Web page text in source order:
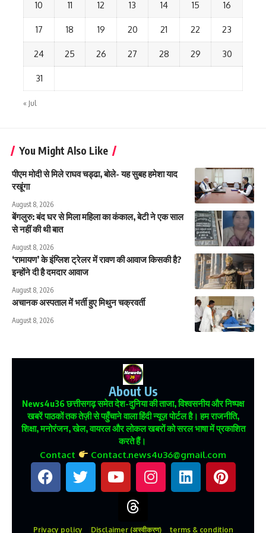
10 11 12 13 14 15 16
17 18 19 20 21 22 23
24 25 26 27 28 29 30
31
« Jul
You Might Also Like
पीएम मोदी से मिले राघव चड्ढा, बोले- यह सुबह हमेशा याद
रखूंगा
August 8, 2026
बेंगलुरु: बंद घर से मिला महिला का कंकाल, बेटी ने एक साल
से नहीं की थी बात
August 8, 2026
‘रामायण’ के इंग्लिश ट्रेलर में रावण की आवाज किसकी है?
इन्होंने दी है दमदार आवाज
August 8, 2026
अचानक अस्पताल में भर्ती हुए मिथुन चक्रवर्ती
August 8, 2026
About Us
News4u36छत्तीसगढ़ समेत देश-दुनिया की ताजा, विश्वसनीय और निष्पक्ष
खबरें पाठकों तक तेज़ी से पहुँचाने वाला हिंदी न्यूज़ पोर्टल है। हम राजनीति,
शिक्षा, मनोरंजन, खेल, वायरल और लोकल खबरों को सरल भाषा में प्रकाशित
करते हैं।
Contact Contact.news4u36@gmail.com
Privacy policy Disclaimer (अस्वीकरण) terms & condition